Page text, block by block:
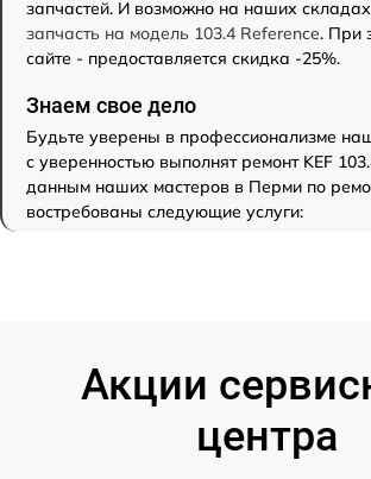
запчастей. И возможно на наших складах
запчасть на модель 103.4 Reference. При
сайте - предоставляется скидка -25%.
Знаем свое дело
Будьте уверены в профессионализме
с уверенностью выполнят ремонт KEF
данным наших мастеров в Перми по
востребованы следующие услуги:
Акции
центра